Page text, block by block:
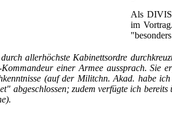
Als
im
allerhöchste Kabinettsordre
einer Armee aussprach. Sie
(auf der Militchn. Akad. habe
abgeschlossen; zudem verfügte ich